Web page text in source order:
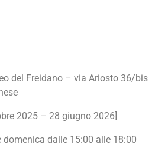
del Freidano – via Ariosto 36/bis
2025 – 28 giugno 2026]
domenica dalle 15:00 alle 18:00